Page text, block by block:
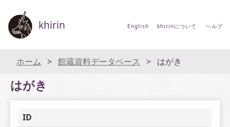
khirin English khirinについて ヘルプ
ホーム 館蔵資料データベース はがき
はがき
ID